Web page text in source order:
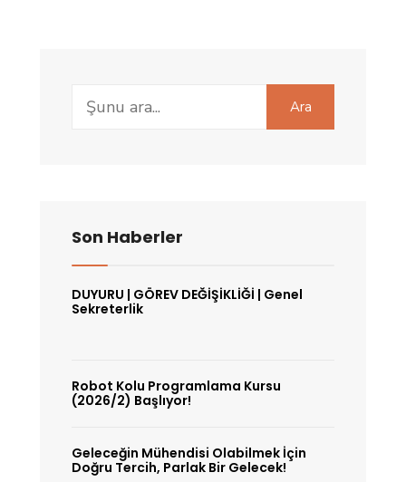
Search
for:
Ara
Son Haberler
DUYURU | GÖREV DEĞİŞİKLİĞİ | Genel
Sekreterlik
Robot Kolu Programlama Kursu
(2026/2) Başlıyor!
Geleceğin Mühendisi Olabilmek İçin
Doğru Tercih, Parlak Bir Gelecek!